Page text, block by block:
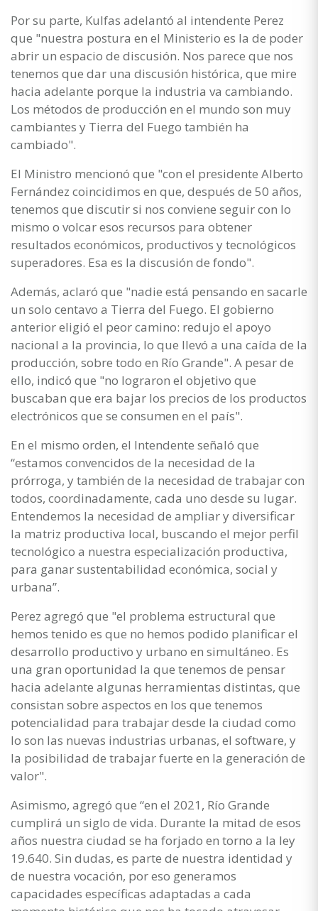
Por su parte, Kulfas adelantó al intendente Perez
que "nuestra postura en el Ministerio es la de poder
abrir un espacio de discusión. Nos parece que nos
tenemos que dar una discusión histórica, que mire
hacia adelante porque la industria va cambiando.
Los métodos de producción en el mundo son muy
cambiantes y Tierra del Fuego también ha
cambiado".
El Ministro mencionó que "con el presidente Alberto
Fernández coincidimos en que, después de 50 años,
tenemos que discutir si nos conviene seguir con lo
mismo o volcar esos recursos para obtener
resultados económicos, productivos y tecnológicos
superadores. Esa es la discusión de fondo".
Además, aclaró que "nadie está pensando en sacarle
un solo centavo a Tierra del Fuego. El gobierno
anterior eligió el peor camino: redujo el apoyo
nacional a la provincia, lo que llevó a una caída de la
producción, sobre todo en Río Grande". A pesar de
ello, indicó que "no lograron el objetivo que
buscaban que era bajar los precios de los productos
electrónicos que se consumen en el país".
En el mismo orden, el Intendente señaló que
“estamos convencidos de la necesidad de la
prórroga, y también de la necesidad de trabajar con
todos, coordinadamente, cada uno desde su lugar.
Entendemos la necesidad de ampliar y diversificar
la matriz productiva local, buscando el mejor perfil
tecnológico a nuestra especialización productiva,
para ganar sustentabilidad económica, social y
urbana”.
Perez agregó que "el problema estructural que
hemos tenido es que no hemos podido planificar el
desarrollo productivo y urbano en simultáneo. Es
una gran oportunidad la que tenemos de pensar
hacia adelante algunas herramientas distintas, que
consistan sobre aspectos en los que tenemos
potencialidad para trabajar desde la ciudad como
lo son las nuevas industrias urbanas, el software, y
la posibilidad de trabajar fuerte en la generación de
valor".
Asimismo, agregó que “en el 2021, Río Grande
cumplirá un siglo de vida. Durante la mitad de esos
años nuestra ciudad se ha forjado en torno a la ley
19.640. Sin dudas, es parte de nuestra identidad y
de nuestra vocación, por eso generamos
capacidades específicas adaptadas a cada